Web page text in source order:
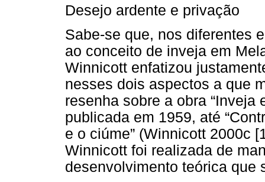
Desejo ardente e privação
Sabe-se que, nos diferentes
ao conceito de inveja em
Winnicott enfatizou
nesses dois aspectos a que
resenha sobre a obra “Inveja
publicada em 1959, até
e o ciúme” (Winnicott 2000c
Winnicott foi realizada de
desenvolvimento teórica que